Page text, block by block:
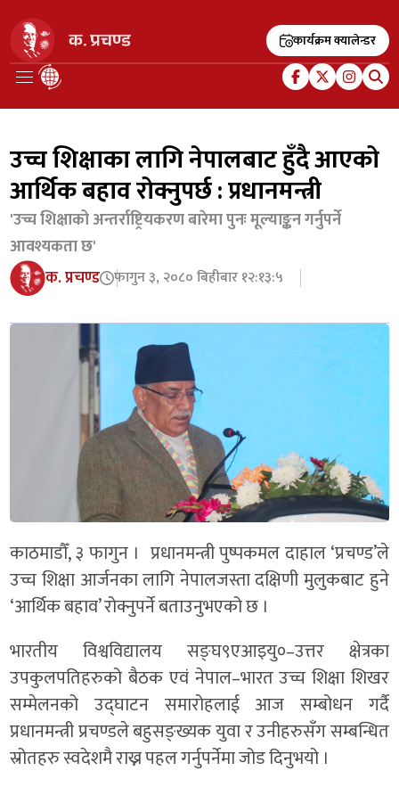
कार्यक्रम क्यालेन्डर
उच्च शिक्षाका लागि नेपालबाट हुँदै आएको
आर्थिक बहाव रोक्नुपर्छ : प्रधानमन्त्री
'उच्च शिक्षाको अन्तर्राष्ट्रियकरण बारेमा पुनः मूल्याङ्कन गर्नुपर्ने
आवश्यकता छ'
क. प्रचण्ड फागुन ३, २०८० बिहीबार १२:१३:५
काठमाडौँ, ३ फागुन । प्रधानमन्त्री पुष्पकमल दाहाल ‘प्रचण्ड’ले
उच्च शिक्षा आर्जनका लागि नेपालजस्ता दक्षिणी मुलुकबाट हुने
‘आर्थिक बहाव’ रोक्नुपर्ने बताउनुभएको छ ।
भारतीय विश्वविद्यालय सङ्घ९एआइयु०–उत्तर क्षेत्रका
उपकुलपतिहरुको बैठक एवं नेपाल–भारत उच्च शिक्षा शिखर
सम्मेलनको उद्घाटन समारोहलाई आज सम्बोधन गर्दै
प्रधानमन्त्री प्रचण्डले बहुसङ्ख्यक युवा र उनीहरुसँग सम्बन्धित
स्रोतहरु स्वदेशमै राख्न पहल गर्नुपर्नेमा जोड दिनुभयो ।